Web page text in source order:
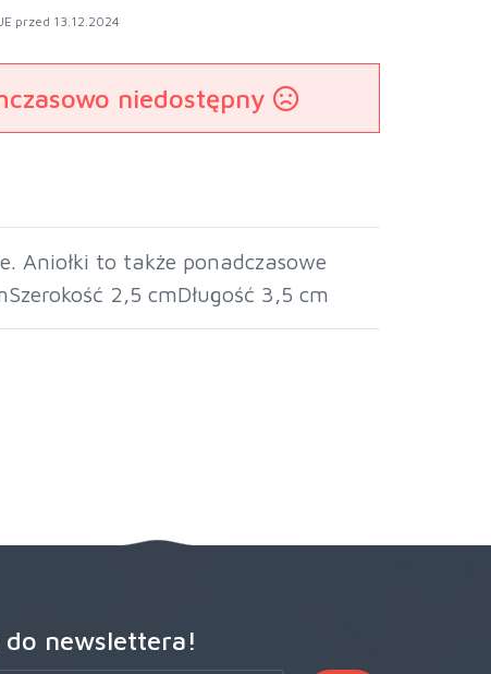
przed 13.12.2024
niedostępny
Aniołki to także ponadczasowe
2,5 cmDługość 3,5 cm
do newslettera!